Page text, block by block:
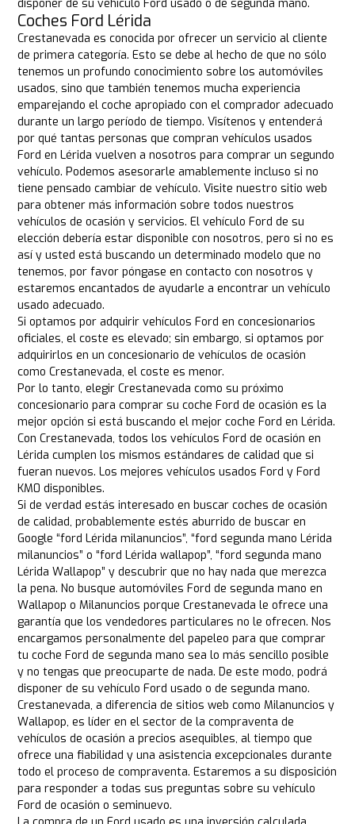
disponer de su vehículo Ford usado o de segunda mano.
Coches Ford Lérida
Crestanevada es conocida por ofrecer un servicio al cliente
de primera categoría. Esto se debe al hecho de que no sólo
tenemos un profundo conocimiento sobre los automóviles
usados, sino que también tenemos mucha experiencia
emparejando el coche apropiado con el comprador adecuado
durante un largo período de tiempo. Visítenos y entenderá
por qué tantas personas que compran vehículos usados
Ford en Lérida vuelven a nosotros para comprar un segundo
vehículo. Podemos asesorarle amablemente incluso si no
tiene pensado cambiar de vehículo. Visite nuestro sitio web
para obtener más información sobre todos nuestros
vehículos de ocasión y servicios. El vehículo Ford de su
elección debería estar disponible con nosotros, pero si no es
así y usted está buscando un determinado modelo que no
tenemos, por favor póngase en contacto con nosotros y
estaremos encantados de ayudarle a encontrar un vehículo
usado adecuado.
Si optamos por adquirir vehículos Ford en concesionarios
oficiales, el coste es elevado; sin embargo, si optamos por
adquirirlos en un concesionario de vehículos de ocasión
como Crestanevada, el coste es menor.
Por lo tanto, elegir Crestanevada como su próximo
concesionario para comprar su coche Ford de ocasión es la
mejor opción si está buscando el mejor coche Ford en Lérida.
Con Crestanevada, todos los vehículos Ford de ocasión en
Lérida cumplen los mismos estándares de calidad que si
fueran nuevos. Los mejores vehículos usados Ford y Ford
KM0 disponibles.
Si de verdad estás interesado en buscar coches de ocasión
de calidad, probablemente estés aburrido de buscar en
Google “ford Lérida milanuncios”, “ford segunda mano Lérida
milanuncios” o “ford Lérida wallapop”, “ford segunda mano
Lérida Wallapop” y descubrir que no hay nada que merezca
la pena. No busque automóviles Ford de segunda mano en
Wallapop o Milanuncios porque Crestanevada le ofrece una
garantía que los vendedores particulares no le ofrecen. Nos
encargamos personalmente del papeleo para que comprar
tu coche Ford de segunda mano sea lo más sencillo posible
y no tengas que preocuparte de nada. De este modo, podrá
disponer de su vehículo Ford usado o de segunda mano.
Crestanevada, a diferencia de sitios web como Milanuncios y
Wallapop, es líder en el sector de la compraventa de
vehículos de ocasión a precios asequibles, al tiempo que
ofrece una fiabilidad y una asistencia excepcionales durante
todo el proceso de compraventa. Estaremos a su disposición
para responder a todas sus preguntas sobre su vehículo
Ford de ocasión o seminuevo.